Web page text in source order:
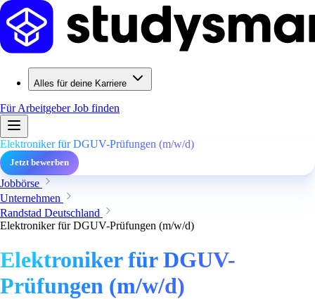
Alles für deine Karriere
Für ArbeitgeberJob finden
Elektroniker für DGUV-Prüfungen (m/w/d)
Jetzt bewerben
Jobbörse
Unternehmen
Randstad Deutschland
Elektroniker für DGUV-Prüfungen (m/w/d)
Elektroniker für DGUV-
Prüfungen (m/w/d)